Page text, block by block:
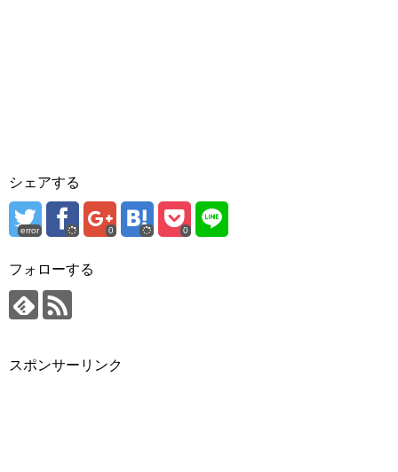
シェアする
error 0 0
フォローする
スポンサーリンク